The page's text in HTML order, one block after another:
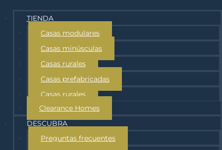
TIENDA
Casas modulares
Casas minúsculas
Casas rurales
Casas prefabricadas
Casas rurales
Clearance Homes
DESCUBRA
Preguntas frecuentes